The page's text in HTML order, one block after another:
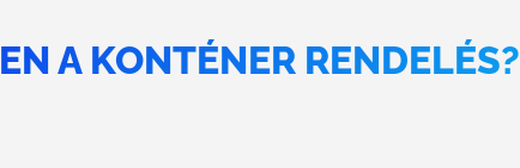
A KONTÉNER RENDELÉS?